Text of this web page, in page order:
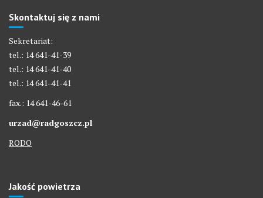
Skontaktuj się z nami
Sekretariat:
tel.: 14 641-41-39
tel.: 14 641-41-40
tel.: 14 641-41-41
fax.: 14 641-46-61
urzad@radgoszcz.pl
RODO
Jakość powietrza